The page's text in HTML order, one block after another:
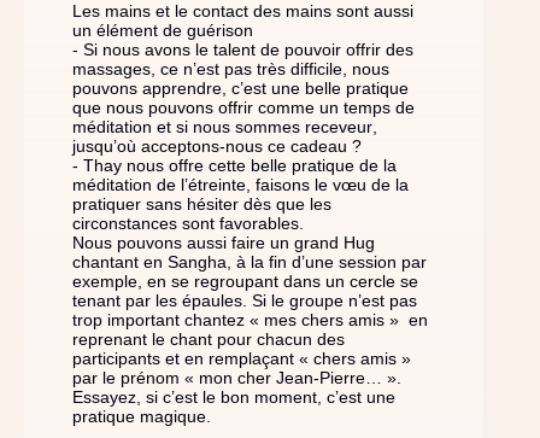
Les mains et le contact des mains sont aussi
un élément de guérison
- Si nous avons le talent de pouvoir offrir des
massages, ce n’est pas très difficile, nous
pouvons apprendre, c’est une belle pratique
que nous pouvons offrir comme un temps de
méditation et si nous sommes receveur,
jusqu’où acceptons-nous ce cadeau ?
- Thay nous offre cette belle pratique de la
méditation de l’étreinte, faisons le vœu de la
pratiquer sans hésiter dès que les
circonstances sont favorables.
Nous pouvons aussi faire un grand Hug
chantant en Sangha, à la fin d’une session par
exemple, en se regroupant dans un cercle se
tenant par les épaules. Si le groupe n’est pas
trop important chantez « mes chers amis » en
reprenant le chant pour chacun des
participants et en remplaçant « chers amis »
par le prénom « mon cher Jean-Pierre… ».
Essayez, si c’est le bon moment, c’est une
pratique magique.